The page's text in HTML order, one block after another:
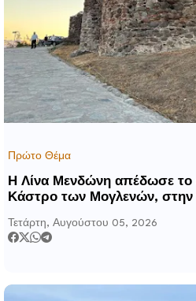
Πρώτο Θέμα
Η Λίνα Μενδώνη απέδωσε το
Κάστρο των Μογλενών, στην
Τετάρτη, Αυγούστου 05, 2026